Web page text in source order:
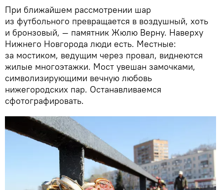
При ближайшем рассмотрении шар
из футбольного превращается в воздушный, хоть
и бронзовый, — памятник Жюлю Верну. Наверху
Нижнего Новгорода люди есть. Местные:
за мостиком, ведущим через провал, виднеются
жилые многоэтажки. Мост увешан замочками,
символизирующими вечную любовь
нижегородских пар. Останавливаемся
сфотографировать.